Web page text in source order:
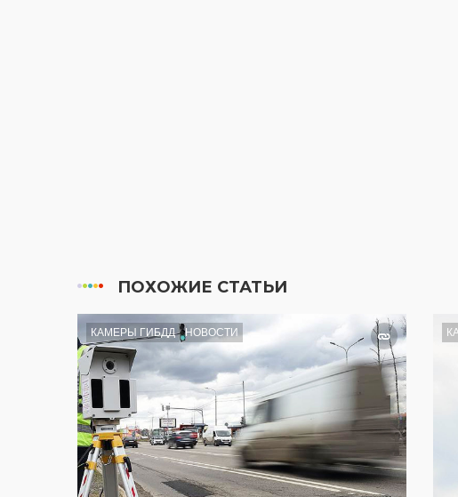
ПОХОЖИЕ СТАТЬИ
КАМЕРЫ ГИБДД НОВОСТИ